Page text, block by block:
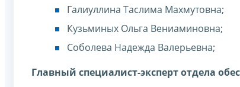
Галиуллина Таслима Махмутовна;
Кузьминых Ольга Вениаминовна;
Соболева Надежда Валерьевна;
Главный специалист-эксперт отдела